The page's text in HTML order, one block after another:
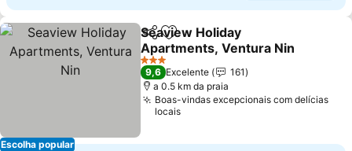
Escolha popular
PartilharAdicionar aos favoritos
Seaview Holiday
Apartments, Ventura Nin
3 Estrelas
9,6 Excelente
161
a 0.5 km da praia
Boas-vindas excepcionais com delícias
locais